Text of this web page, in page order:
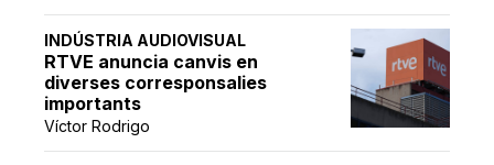
INDÚSTRIA AUDIOVISUAL
RTVE anuncia canvis en
diverses corresponsalies
importants
Víctor Rodrigo